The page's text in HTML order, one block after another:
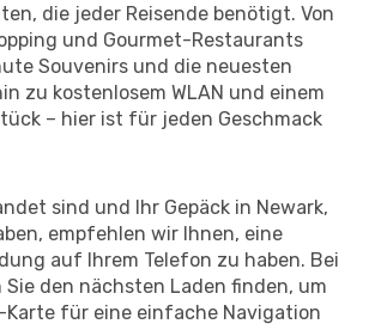
die jeder Reisende benötigt. Von
und Gourmet-Restaurants
Souvenirs und die neuesten
zu kostenlosem WLAN und einem
– hier ist für jeden Geschmack
sind und Ihr Gepäck in Newark,
empfehlen wir Ihnen, eine
auf Ihrem Telefon zu haben. Bei
den nächsten Laden finden, um
Karte für eine einfache Navigation